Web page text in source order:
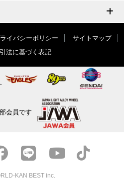
イバシーポリシー
サイトマップ
法に基づく表記
会員です
KAN BEST inc.